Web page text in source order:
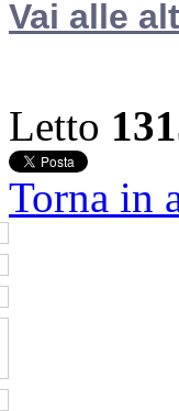
Vai alle
Letto
Torna in